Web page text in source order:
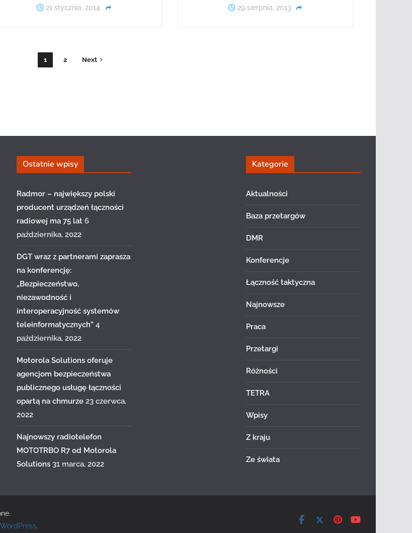
21 stycznia, 2014 29 sierpnia, 2013
1 2 Next
Ostatnie wpisy
Radmor – największy polski
producent urządzeń łączności
radiowej ma 75 lat 6
października, 2022
DGT wraz z partnerami zaprasza
na konferencję:
„Bezpieczeństwo,
niezawodność i
interoperacyjność systemów
teleinformatycznych” 4
października, 2022
Motorola Solutions oferuje
agencjom bezpieczeństwa
publicznego usługę łączności
opartą na chmurze 23 czerwca,
2022
Najnowszy radiotelefon
MOTOTRBO R7 od Motorola
Solutions 31 marca, 2022
Kategorie
Aktualności
Baza przetargów
DMR
Konferencje
Łączność taktyczna
Najnowsze
Praca
Przetargi
Różności
TETRA
Wpisy
Z kraju
Ze świata
WordPress.